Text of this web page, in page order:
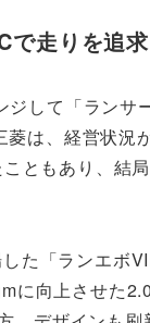
で走りを追
して「ラン
菱は、経営状
ともあり、結
た「ランエボ
に向上させた